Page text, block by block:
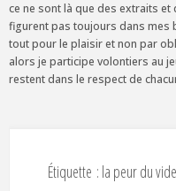
ce ne sont là que des extraits
figurent pas toujours dans mes
tout pour le plaisir et non par
alors je participe volontiers au
restent dans le respect de
Étiquette : la peur du vide